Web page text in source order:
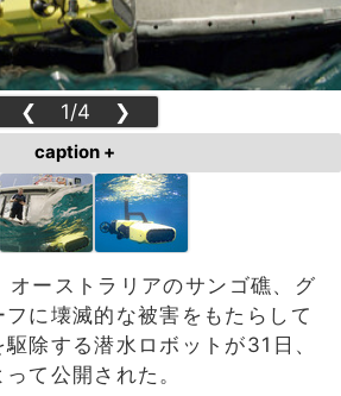
❮ 1/4 ❯
caption +
オーストラリアのサンゴ礁、グ
に壊滅的な被害をもたらして
除する潜水ロボットが31日、
て公開された。